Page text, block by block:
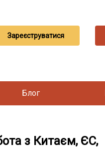
Зареєструватися
Блог
з Китаєм, ЄС,